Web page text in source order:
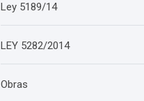
Ley 5189/14
LEY 5282/2014
Obras